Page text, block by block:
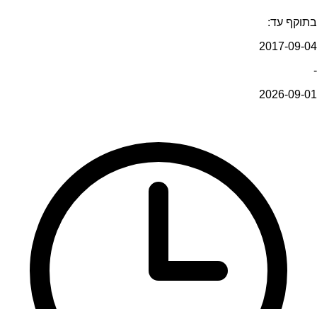
בתוקף עד:
2017-09-04
-
2026-09-01